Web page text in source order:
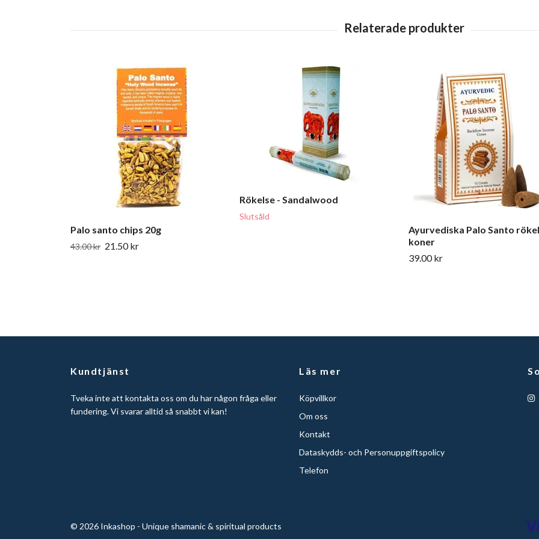
Palo santo chips 20g
43.00 kr 21.50 kr
Rökelse - Sandalwood
Slutsåld
Ayurvediska Palo Santo
koner
39.00 kr
Kundtjänst
Tveka inte att kontakta oss om du har någon fråga eller
fundering. Vi svarar alltid så snabbt vi kan!
Läs mer
Köpvillkor
Om oss
Kontakt
Dataskydds- och Personuppgiftspolicy
Telefon
© 2026 Inkashop - Unique shamanic & spiritual products